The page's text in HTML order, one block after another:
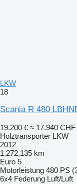
LKW
18
Scania R 480
19.200 € ≈ 17.940 CHF
Holztransporter LKW
2012
1.272.135 km
Euro 5
Motorleistung 480 PS
6x4 Federung Luft/Luft